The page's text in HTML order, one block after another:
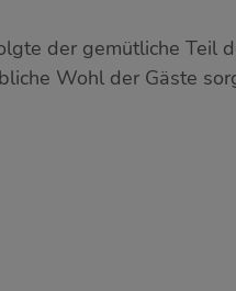
der gemütliche
Wohl der Gäste